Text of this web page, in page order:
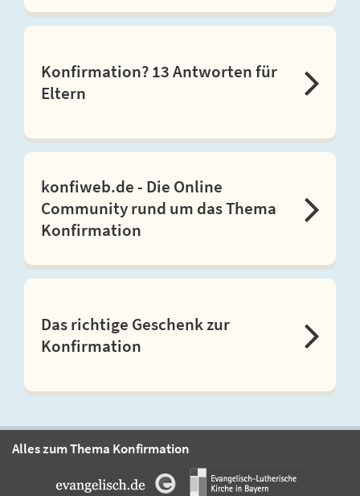
Konfirmation? 13 Antworten für
Eltern
konfiweb.de - Die Online
Community rund um das Thema
Konfirmation
Das richtige Geschenk zur
Konfirmation
Alles zum Thema Konfirmation